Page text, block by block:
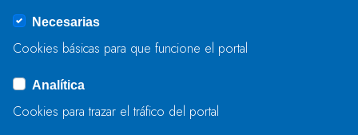
Se produjo un error al cargar el campo
ENVIAR
Necesarias
Cookies básicas para que funcione el portal
Analítica
Cookies para trazar el tráfico del portal